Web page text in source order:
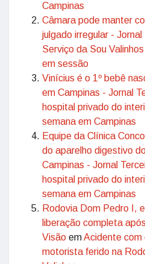
Campinas
Câmara pode manter
julgado irregular -
Serviço da Sou
em sessão
Vinícius é o 1º bebê
em Campinas - Jornal
hospital privado do
semana em Campinas
Equipe da Clínica
do aparelho digestivo
Campinas - Jornal
hospital privado do
semana em Campinas
Rodovia Dom Pedro I,
liberação completa
Visão emAcidente com
motorista ferido na